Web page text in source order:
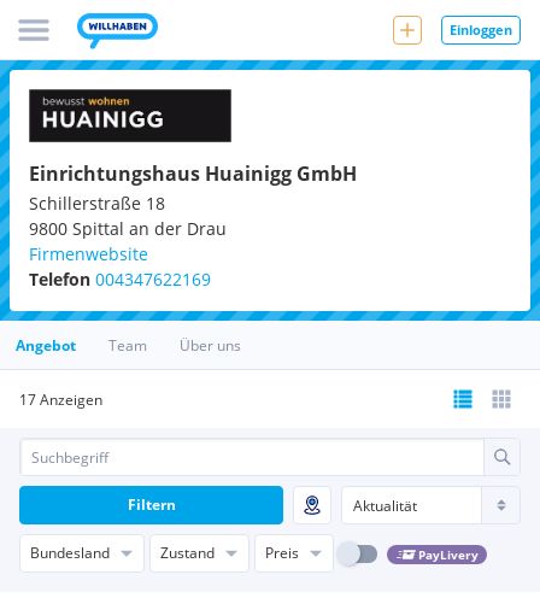
Einloggen
Einrichtungshaus Huainigg GmbH
Schillerstraße 18
9800 Spittal an der Drau
Firmenwebsite
Telefon 004347622169
Angebot Team Über uns
17 Anzeigen
Bundesland Zustand Preis PayLivery
Filtern